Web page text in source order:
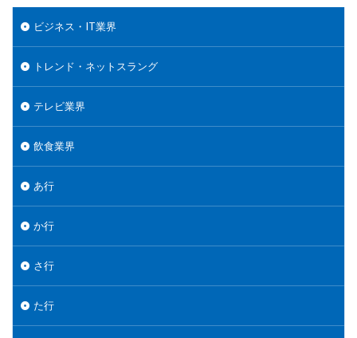
ビジネス・IT業界
トレンド・ネットスラング
テレビ業界
飲食業界
あ行
か行
さ行
た行